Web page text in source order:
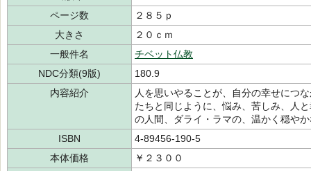
ページ数
２８５ｐ
大きさ
２０ｃｍ
一般件名
チベット仏教
NDC分類(9版)
180.9
内容紹介
人を思いやることが、自分の幸せにつ
たちと同じように、悩み、苦しみ、人
の人間、ダライ・ラマの、温かく穏や
ISBN
4-89456-190-5
本体価格
￥２３００